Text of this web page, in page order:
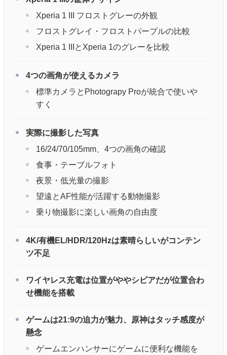
Xperia 1 III フロストグレーの外観
フロストグレイ・フロストパープルの比較
Xperia 1 IIIとXperia 1のグレーを比較
4つの画角が使えるカメラ
標準カメラとPhotograpy Proが統合で使いや
すく
実際に撮影した写真
16/24/70/105mm、4つの画角の確認
食事・テーブルフォト
夜景・低光量の撮影
望遠とAF性能が活躍する動物撮影
乗り物撮影に楽しい画角の自由度
4K/有機EL/HDR/120Hzは素晴らしいがコンテン
ツ不足
ワイヤレス充電は位置がややシビアだが位置合わ
せ機能を搭載
ゲームは21:9の迫力が魅力、原神はタッチ感度が
懸念
ゲームエンハンサーにゲームに便利な機能を